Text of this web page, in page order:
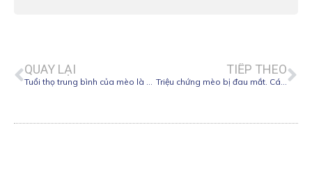
QUAY LẠI
Tuổi thọ trung bình của mèo là bao nhiêu?
TIẾP THEO
Triệu chứng mèo bị đau mắt. Cách chữa trị đau mắt ở mèo